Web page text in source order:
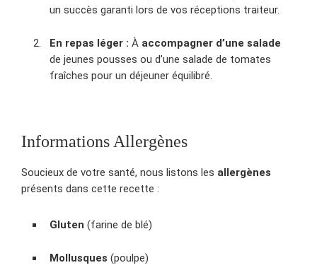
un succès garanti lors de vos réceptions traiteur.
En repas léger : À accompagner d’une salade
de jeunes pousses ou d’une salade de tomates
fraîches pour un déjeuner équilibré.
Informations Allergènes
Soucieux de votre santé, nous listons les allergènes
présents dans cette recette :
Gluten (farine de blé)
Mollusques (poulpe)